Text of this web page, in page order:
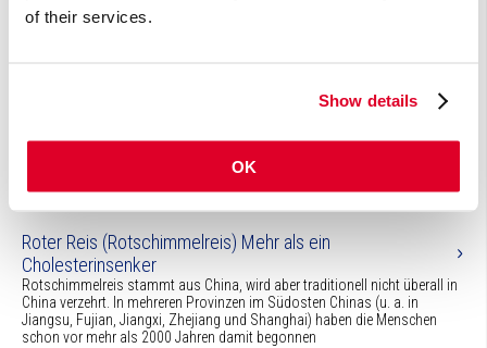
of their services.
Show details
OK
Ashwagandha (Withania somnifera oder Winterkirsche, eine Pflanze aus
der Familie der Nachtschattengewächse oder Solanaceae) ist ein
Roter Reis (Rotschimmelreis) Mehr als ein
Cholesterinsenker
Rotschimmelreis stammt aus China, wird aber traditionell nicht überall in
China verzehrt. In mehreren Provinzen im Südosten Chinas (u. a. in
Jiangsu, Fujian, Jiangxi, Zhejiang und Shanghai) haben die Menschen
schon vor mehr als 2000 Jahren damit begonnen